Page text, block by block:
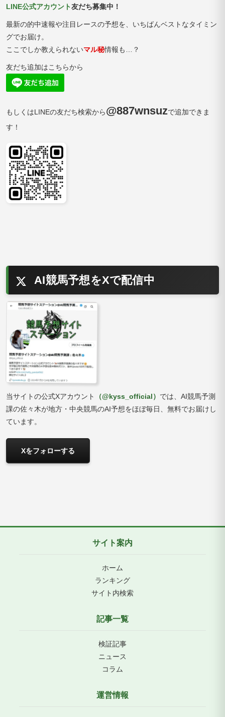
LINE公式アカウント友だち募集中！
最新の的中速報や注目レースの予想を、いちばんベストなタイミン
グでお届け。
ここでしか教えられないマル秘情報も…？
友だち追加はこちらから
もしくはLINEの友だち検索から@887wnsuzで追加できま
す！
AI競馬予想をXで配信中
当サイトの公式Xアカウント （@kyss_official） では、AI競馬予測
課の佐々木が地方・中央競馬のAI予想をほぼ毎日、無料でお届けし
ています。
Xをフォローする
サイト案内
ホーム
ランキング
サイト内検索
記事一覧
検証記事
ニュース
コラム
運営情報